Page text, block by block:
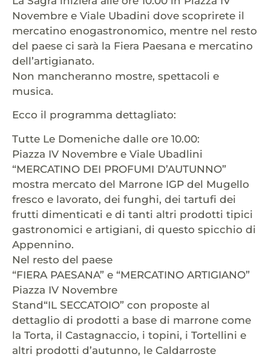
Novembre e Viale Ubadini dove scoprirete il
mercatino enogastronomico, mentre nel resto
del paese ci sarà la Fiera Paesana e mercatino
dell’artigianato.
Non mancheranno mostre, spettacoli e
musica.
Ecco il programma dettagliato:
Tutte Le Domeniche dalle ore 10.00:
Piazza IV Novembre e Viale Ubadlini
“MERCATINO DEI PROFUMI D’AUTUNNO”
mostra mercato del Marrone IGP del Mugello
fresco e lavorato, dei funghi, dei tartufi dei
frutti dimenticati e di tanti altri prodotti tipici
gastronomici e artigiani, di questo spicchio di
Appennino.
Nel resto del paese
“FIERA PAESANA” e “MERCATINO ARTIGIANO”
Piazza IV Novembre
Stand“IL SECCATOIO” con proposte al
dettaglio di prodotti a base di marrone come
la Torta, il Castagnaccio, i topini, i Tortellini e
altri prodotti d’autunno, le Caldarroste